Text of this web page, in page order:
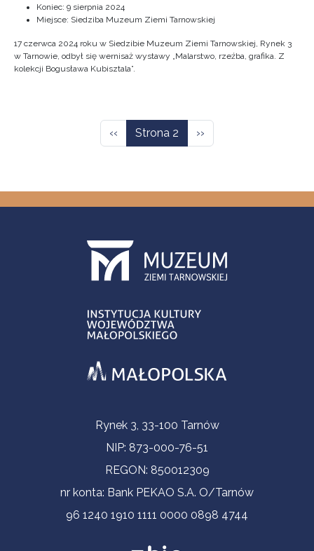
Koniec: 9 sierpnia 2024
Miejsce: Siedziba Muzeum Ziemi Tarnowskiej
17 czerwca 2024 roku w Siedzibie Muzeum Ziemi Tarnowskiej, Rynek 3
w Tarnowie, odbył się wernisaż wystawy „Malarstwo, rzeźba, grafika. Z
kolekcji Bogusława Kubisztala”.
Poprzednia strona
‹‹ Strona 2 Następna strona
››
Informacje kontaktoweRynek 3, 33-100 Tarnów
NIP: 873-000-76-51
REGON: 850012309
nr konta: Bank PEKAO S.A. O/Tarnów
96 1240 1910 1111 0000 0898 4744